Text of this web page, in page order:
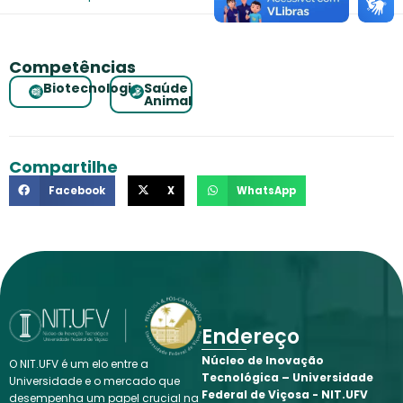
Competências
Biotecnologia Saúde
Animal
Compartilhe
Facebook X WhatsApp
O NIT.UFV é um elo entre a
Universidade e o mercado que
desempenha um papel crucial na
Endereço
Núcleo de Inovação
Tecnológica – Universidade
Federal de Viçosa - NIT.UFV